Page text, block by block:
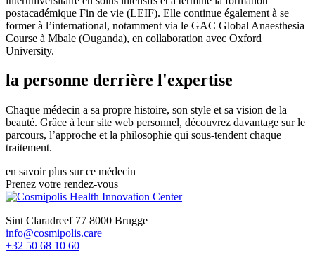
postacadémique Fin de vie (LEIF). Elle continue également à se
former à l’international, notamment via le GAC Global Anaesthesia
Course à Mbale (Ouganda), en collaboration avec Oxford
University.
la personne derrière l'expertise
Chaque médecin a sa propre histoire, son style et sa vision de la
beauté. Grâce à leur site web personnel, découvrez davantage sur le
parcours, l’approche et la philosophie qui sous-tendent chaque
traitement.
en savoir plus sur ce médecin
Prenez votre rendez-vous
Sint Claradreef 77 8000 Brugge
info@cosmipolis.care
+32 50 68 10 60